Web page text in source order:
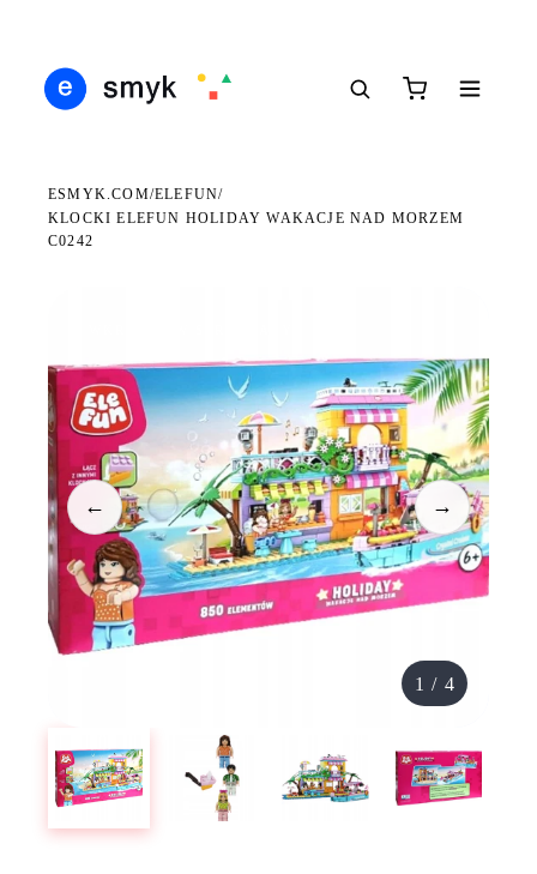
ESMYK.COM/ELEFUN/
KLOCKI ELEFUN HOLIDAY WAKACJE NAD MORZEM
C0242
← →
1 / 4